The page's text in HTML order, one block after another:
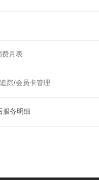
月表
踪/会员卡管理
务明细